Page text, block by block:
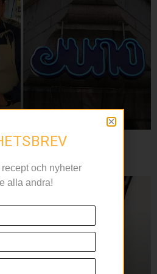
JUNO
genuin värme på Kungsholmen
och nyheter
alla andra!